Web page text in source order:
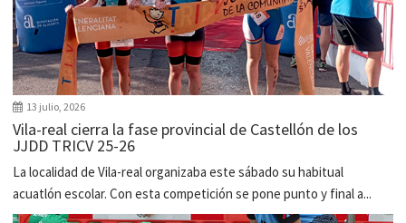
13 julio, 2026
Vila-real cierra la fase provincial de Castellón de los
JJDD TRICV 25-26
La localidad de Vila-real organizaba este sábado su habitual
acuatlón escolar. Con esta competición se pone punto y final a...